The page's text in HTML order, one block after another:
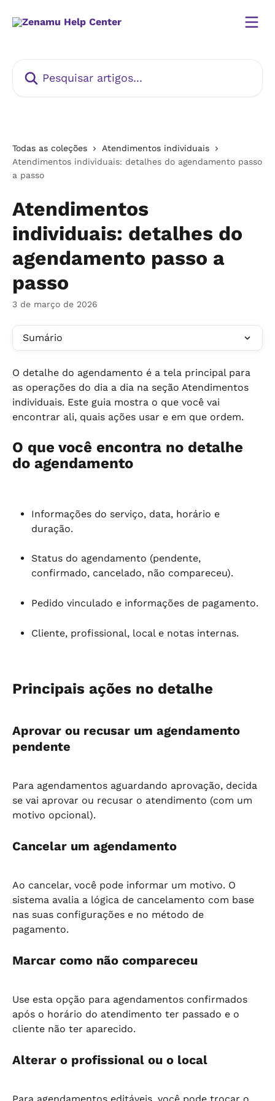
Todas as coleções
Atendimentos individuais
Atendimentos individuais: detalhes do agendamento passo
a passo
Atendimentos
individuais: detalhes do
agendamento passo a
passo
3 de março de 2026
Sumário
O detalhe do agendamento é a tela principal para
as operações do dia a dia na seção Atendimentos
individuais. Este guia mostra o que você vai
encontrar ali, quais ações usar e em que ordem.
O que você encontra no detalhe
do agendamento
Informações do serviço, data, horário e
duração.
Status do agendamento (pendente,
confirmado, cancelado, não compareceu).
Pedido vinculado e informações de pagamento.
Cliente, profissional, local e notas internas.
Principais ações no detalhe
Aprovar ou recusar um agendamento
pendente
Para agendamentos aguardando aprovação, decida
se vai aprovar ou recusar o atendimento (com um
motivo opcional).
Cancelar um agendamento
Ao cancelar, você pode informar um motivo. O
sistema avalia a lógica de cancelamento com base
nas suas configurações e no método de
pagamento.
Marcar como não compareceu
Use esta opção para agendamentos confirmados
após o horário do atendimento ter passado e o
cliente não ter aparecido.
Alterar o profissional ou o local